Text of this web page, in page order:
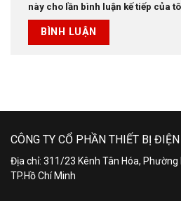
này cho lần bình luận kế tiếp của
CÔNG TY CỔ PHẦN THIẾT BỊ
Địa chỉ: 311/23 Kênh Tân Hóa, Phường
TP.Hồ Chí Minh